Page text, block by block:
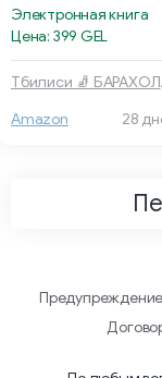
Электронная книга
Цена: 399 GEL
Amazon 28